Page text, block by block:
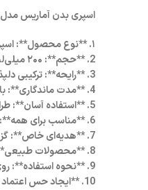
اسپری بدن آماریس مدل Treasure Pour Femme
۱. **نوع محصول**: اسپری بدن با رایحه عطر.
2. **حجم**: ۲۰۰ میلی‌لیتر، مناسب برای استفاده روزانه.
3. **رایحه**: ترکیبی دلپذیر از نت‌های گل‌ها و میوه‌ها که حس زنانگی و لطافت را به ارمغان می‌آورد.
4. **مدت ماندگاری**: با فرمولاسیون خاص، ماندگاری طولانی‌مدت در طول روز.
5. **استفاده آسان**: طراحی اسپری باعث پخش یکنواخت عطر روی پوست می‌شود.
6. **مناسب برای همه**: قابل استفاده در تمامی فصول و موقعیت‌ها، از casual تا formal.
7. **هدیه‌ای خاص**: گزینه‌ای عالی برای کادو دادن به عزیزان.
8. **محصولات طبیعی**: عاری از ترکیبات مضر، مناسب برای انواع پوست.
9. **نحوه استفاده**: روی پوست تمیز و خشک، از فاصله مناسب اسپری کنید.
10. **ایجاد حس اعتماد به نفس**: هنگام استفاده، حس شادابی و تازگی را به شما منتقل می‌کند.